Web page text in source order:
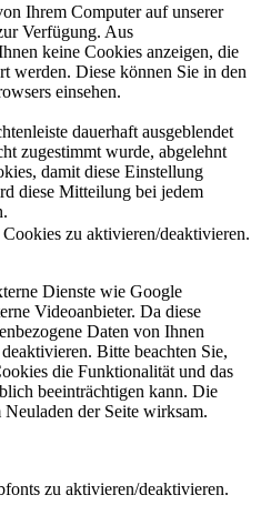
Ihrem Computer auf unserer
Verfügung. Aus
keine Cookies anzeigen, die
werden. Diese können Sie in den
einsehen.
dauerhaft ausgeblendet
zugestimmt wurde, abgelehnt
damit diese Einstellung
diese Mitteilung bei jedem
zu aktivieren/deaktivieren.
Dienste wie Google
Videoanbieter. Da diese
Daten von Ihnen
Bitte beachten Sie,
die Funktionalität und das
beeinträchtigen kann. Die
der Seite wirksam.
zu aktivieren/deaktivieren.